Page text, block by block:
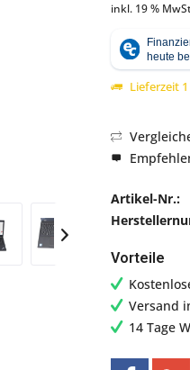
Abbildung ähnlich
inkl. 19 %
Lieferzeit
Artikel-Nr.:
Vorteile
Versand
14 Tage